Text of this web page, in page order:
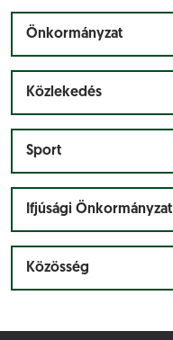
Önkormányzat
Közlekedés
Sport
Ifjúsági Önkormányzat
Közösség